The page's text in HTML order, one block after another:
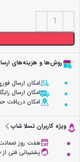
روش‌ها و هزینه‌های
امکان ارسال
امکان ارسال
امکان دریافت
ویژه کاربران تسلا شاپ
هفت روز ضمانت
پشتیبانی فنی